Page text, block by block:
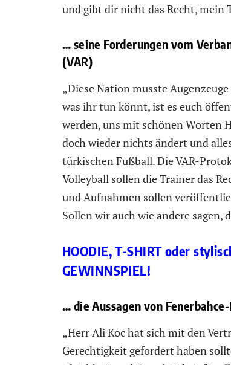
und gibt dir nicht das Recht, mein
… seine Forderungen vom
(VAR)
„Diese Nation musste
was ihr tun könnt, ist es euch
werden, uns mit schönen Worten
doch wieder nichts ändert und
türkischen Fußball. Die VAR-
Volleyball sollen die Trainer das
und Aufnahmen sollen
Sollen wir auch wie andere sagen,
HOODIE, T-SHIRT oder
GEWINNSPIEL!
… die Aussagen von
„Herr Ali Koc hat sich mit den
Gerechtigkeit gefordert haben